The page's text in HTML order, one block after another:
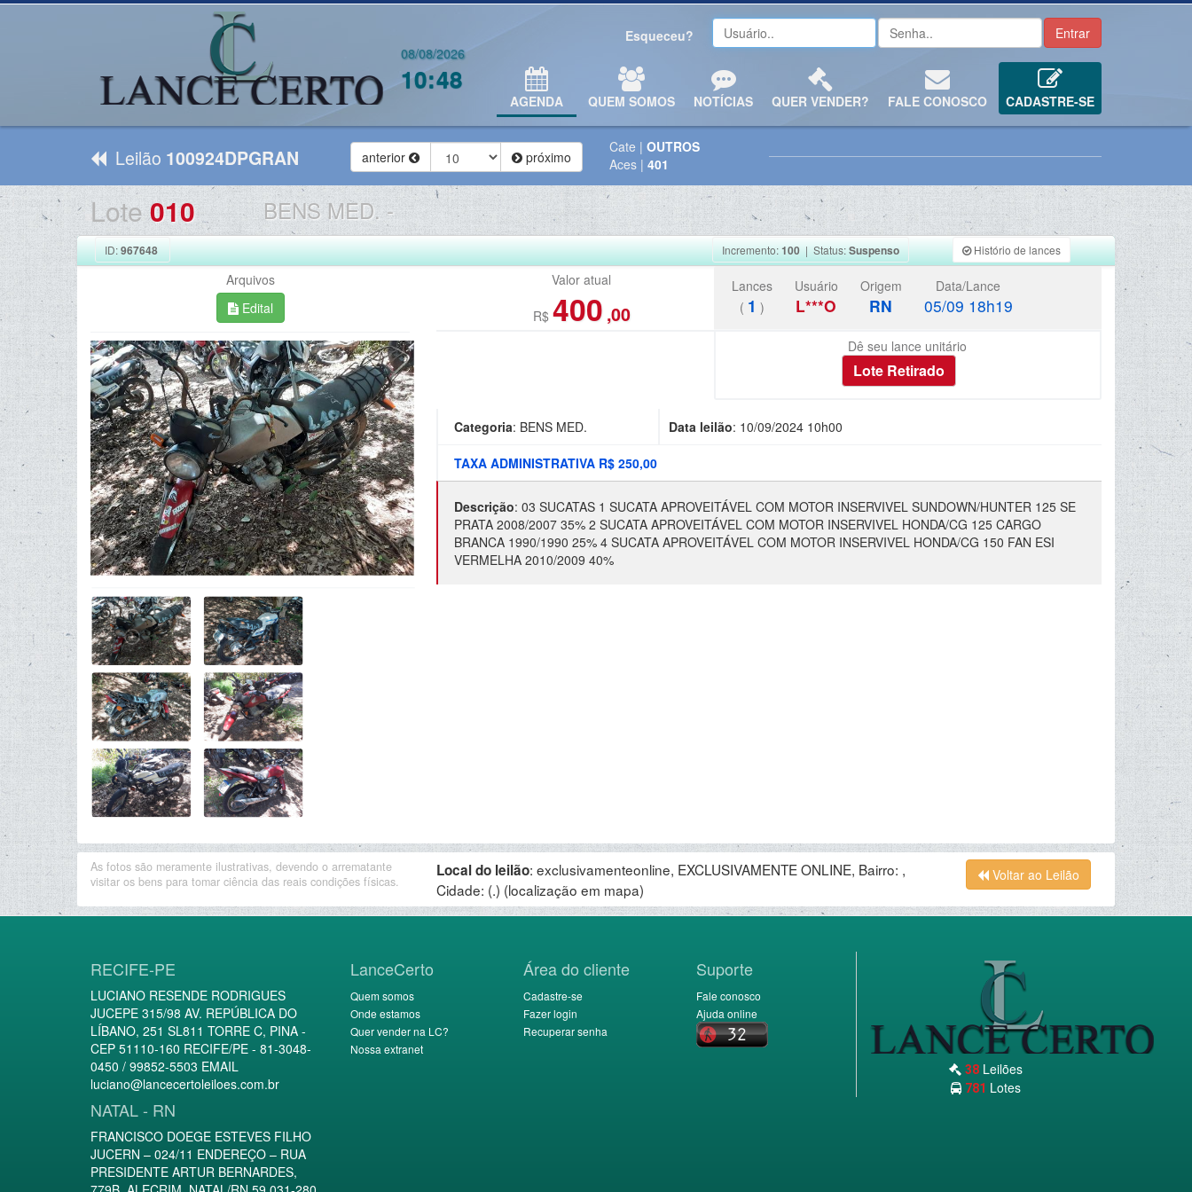
08/08/2026
10:48
Esqueceu?
AGENDA QUEM SOMOS NOTÍCIAS QUER VENDER? FALE CONOSCO CADASTRE-SE
Leilão 100924DPGRAN anterior próximo
Cate | OUTROS
Aces | 401
Lote010 BENS MED. -
ID:967648 Incremento:100| Status:Suspenso Histório de lances
Arquivos
Edital
Valor atual
R$ 400 ,00
Lances
( 1 )
Usuário
L***O
Origem
RN
Data/Lance
05/09 18h19
Dê seu lance unitário
Categoria: BENS MED. Data leilão: 10/09/2024 10h00
TAXA ADMINISTRATIVA R$ 250,00
Descrição: 03 SUCATAS 1 SUCATA APROVEITÁVEL COM MOTOR INSERVIVEL SUNDOWN/HUNTER 125 SE
PRATA 2008/2007 35% 2 SUCATA APROVEITÁVEL COM MOTOR INSERVIVEL HONDA/CG 125 CARGO
BRANCA 1990/1990 25% 4 SUCATA APROVEITÁVEL COM MOTOR INSERVIVEL HONDA/CG 150 FAN ESI
VERMELHA 2010/2009 40%
As fotos são meramente ilustrativas, devendo o arrematante
visitar os bens para tomar ciência das reais condições físicas.
Local do leilão: exclusivamenteonline, EXCLUSIVAMENTE ONLINE, Bairro: ,
Cidade: (.) (localização em mapa)
Voltar ao Leilão
RECIFE-PE
LUCIANO RESENDE RODRIGUES
JUCEPE 315/98 AV. REPÚBLICA DO
LÍBANO, 251 SL811 TORRE C, PINA -
CEP 51110-160 RECIFE/PE - 81-3048-
0450 / 99852-5503 EMAIL
luciano@lancecertoleiloes.com.br
NATAL - RN
FRANCISCO DOEGE ESTEVES FILHO
JUCERN – 024/11 ENDEREÇO – RUA
PRESIDENTE ARTUR BERNARDES,
LanceCerto
Quem somos
Onde estamos
Quer vender na LC?
Nossa extranet
Área do cliente
Cadastre-se
Fazer login
Recuperar senha
Suporte
Fale conosco
Ajuda online
38Leilões
781 Lotes